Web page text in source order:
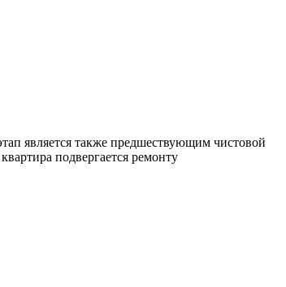
является также предшествующим чистовой
подвергается ремонту